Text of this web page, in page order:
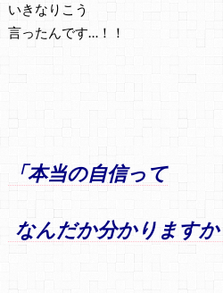
いきなりこう
言ったんです…！！
「本当の自信って
なんだか分かりますか